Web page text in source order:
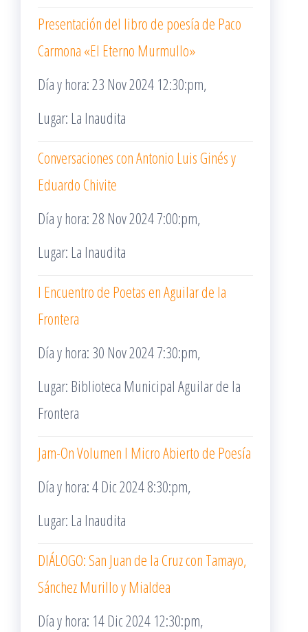
Presentación del libro de poesía de Paco
Carmona «El Eterno Murmullo»
Día y hora: 23 Nov 2024 12:30:pm,
Lugar: La Inaudita
Conversaciones con Antonio Luis Ginés y
Eduardo Chivite
Día y hora: 28 Nov 2024 7:00:pm,
Lugar: La Inaudita
I Encuentro de Poetas en Aguilar de la
Frontera
Día y hora: 30 Nov 2024 7:30:pm,
Lugar: Biblioteca Municipal Aguilar de la
Frontera
Jam-On Volumen I Micro Abierto de Poesía
Día y hora: 4 Dic 2024 8:30:pm,
Lugar: La Inaudita
DIÁLOGO: San Juan de la Cruz con Tamayo,
Sánchez Murillo y Mialdea
Día y hora: 14 Dic 2024 12:30:pm,